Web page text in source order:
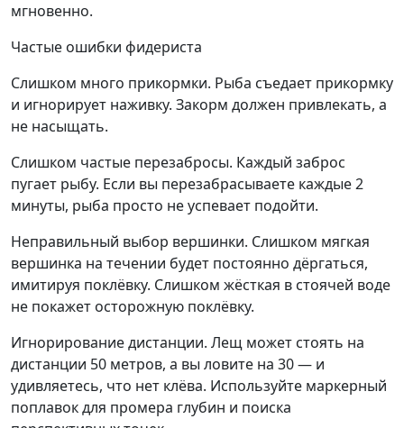
мгновенно.
Частые ошибки фидериста
Слишком много прикормки. Рыба съедает прикормку
и игнорирует наживку. Закорм должен привлекать, а
не насыщать.
Слишком частые перезабросы. Каждый заброс
пугает рыбу. Если вы перезабрасываете каждые 2
минуты, рыба просто не успевает подойти.
Неправильный выбор вершинки. Слишком мягкая
вершинка на течении будет постоянно дёргаться,
имитируя поклёвку. Слишком жёсткая в стоячей воде
не покажет осторожную поклёвку.
Игнорирование дистанции. Лещ может стоять на
дистанции 50 метров, а вы ловите на 30 — и
удивляетесь, что нет клёва. Используйте маркерный
поплавок для промера глубин и поиска